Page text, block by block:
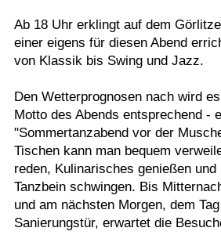
Termine
Kostenlos
Ab 18 Uhr erklingt auf dem
einer eigens für diesen Abend
von Klassik bis Swing und Jazz.
Den Wetterprognosen nach wird
Motto des Abends entsprechend -
"Sommertanzabend vor der
Tischen kann man bequem
reden, Kulinarisches genießen
Tanzbein schwingen. Bis
und am nächsten Morgen, dem
Sanierungstür, erwartet die